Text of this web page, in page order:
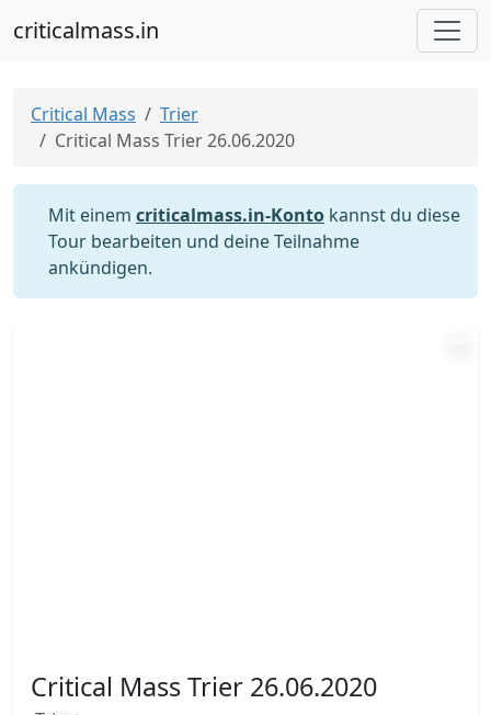
criticalmass.in
Critical Mass
Trier
Critical Mass Trier 26.06.2020
Mit einem criticalmass.in-Konto kannst du diese
Tour bearbeiten und deine Teilnahme
ankündigen.
Critical Mass Trier 26.06.2020